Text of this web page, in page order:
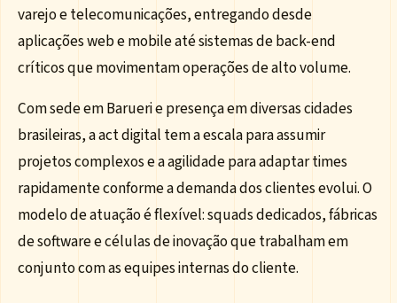
varejo e telecomunicações, entregando desde
aplicações web e mobile até sistemas de back-end
críticos que movimentam operações de alto volume.
Com sede em Barueri e presença em diversas cidades
brasileiras, a act digital tem a escala para assumir
projetos complexos e a agilidade para adaptar times
rapidamente conforme a demanda dos clientes evolui. O
modelo de atuação é flexível: squads dedicados, fábricas
de software e células de inovação que trabalham em
conjunto com as equipes internas do cliente.